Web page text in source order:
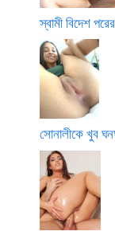
স্বামী বিদেশ
সোনালীকে খুব